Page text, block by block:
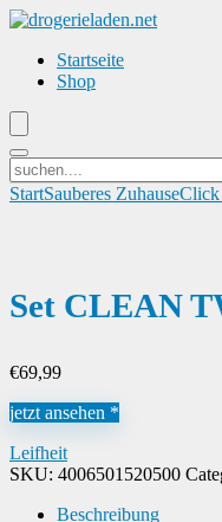
Startseite
Shop
StartSauberes ZuhauseClick
Set CLEAN
€69,99
jetzt ansehen *
Leifheit
SKU: 4006501520500
Beschreibung